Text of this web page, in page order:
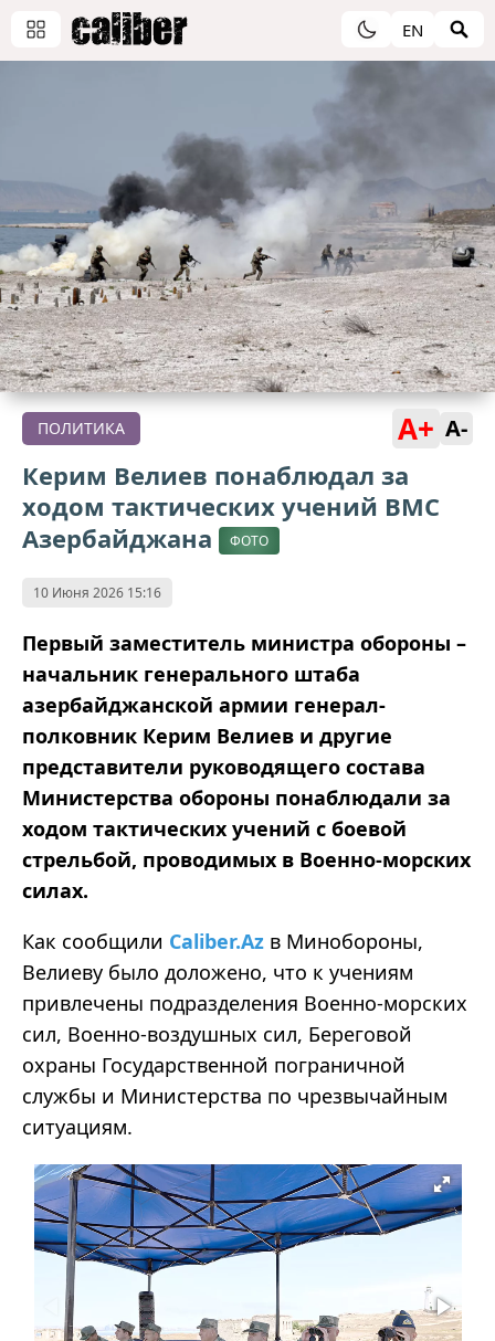
EN
ПОЛИТИКА A+ A-
Керим Велиев понаблюдал за
ходом тактических учений ВМС
Азербайджана
ФОТО
10 Июня 2026 15:16
Первый заместитель министра обороны –
начальник генерального штаба
азербайджанской армии генерал-
полковник Керим Велиев и другие
представители руководящего состава
Министерства обороны понаблюдали за
ходом тактических учений с боевой
стрельбой, проводимых в Военно-морских
силах.
Как сообщили Caliber.Az в Минобороны,
Велиеву было доложено, что к учениям
привлечены подразделения Военно-морских
сил, Военно-воздушных сил, Береговой
охраны Государственной пограничной
службы и Министерства по чрезвычайным
ситуациям.